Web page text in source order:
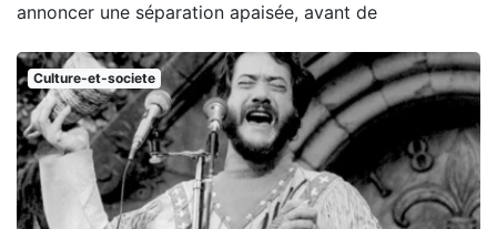
annoncer une séparation apaisée, avant de
Culture-et-societe